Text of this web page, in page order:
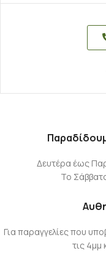
Δευτέρα έως
Το
Για παραγγελίες που
τις 4μμ